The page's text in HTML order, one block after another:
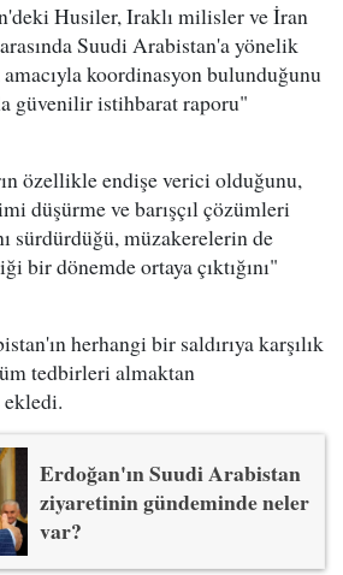
Husiler, Iraklı milisler ve İran
Suudi Arabistan'a yönelik
amacıyla koordinasyon bulunduğunu
güvenilir istihbarat raporu"
özellikle endişe verici olduğunu,
düşürme ve barışçıl çözümleri
sürdürdüğü, müzakerelerin de
bir dönemde ortaya çıktığını"
herhangi bir saldırıya karşılık
tedbirleri almaktan
Erdoğan'ın Suudi Arabistan
ziyaretinin gündeminde neler
var?